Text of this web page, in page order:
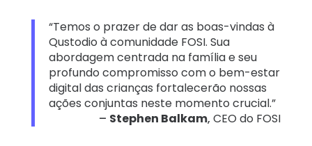
“Temos o prazer de dar as boas-vindas à
Qustodio à comunidade FOSI. Sua
abordagem centrada na família e seu
profundo compromisso com o bem-estar
digital das crianças fortalecerão nossas
ações conjuntas neste momento crucial.”
– Stephen Balkam,CEO do FOSI